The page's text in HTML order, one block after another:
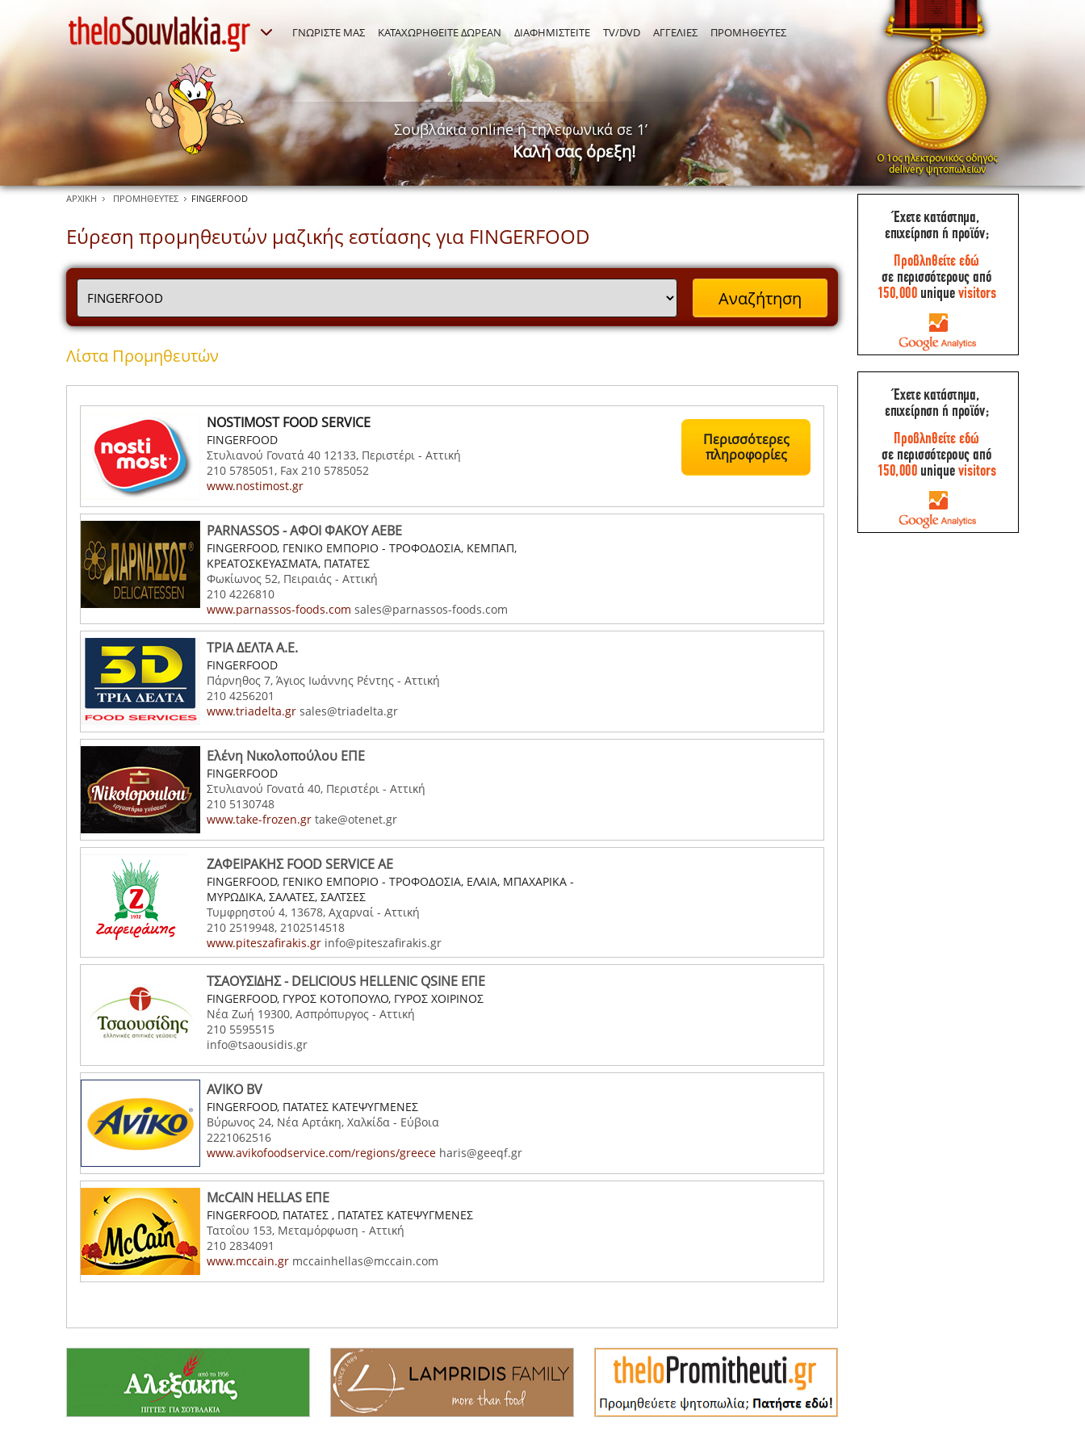
ΓΝΩΡΙΣΤΕ ΜΑΣ ΚΑΤΑΧΩΡΗΘΕΙΤΕ ΔΩΡΕΑΝ ΔΙΑΦΗΜΙΣΤΕΙΤΕ TV/DVD ΑΓΓΕΛΙΕΣ ΠΡΟΜΗΘΕΥΤΕΣ
Σουβλάκια online ή τηλεφωνικά σε 1’
Καλή σας όρεξη!
ΑΡΧΙΚΗ ΠΡΟΜΗΘΕΥΤΕΣ FINGERFOOD
Εύρεση προμηθευτών μαζικής εστίασης για FINGERFOOD
Λίστα Προμηθευτών
NOSTIMOST FOOD SERVICE
FINGERFOOD
Στυλιανού Γονατά 40 12133, Περιστέρι - Αττική
210 5785051, Fax 210 5785052
www.nostimost.gr
Περισσότερες
πληροφορίες
PARNASSOS - ΑΦΟΙ ΦΑΚΟΥ ΑΕΒΕ
FINGERFOOD, ΓΕΝΙΚΟ ΕΜΠΟΡΙΟ - ΤΡΟΦΟΔΟΣΙΑ, ΚΕΜΠΑΠ,
ΚΡΕΑΤΟΣΚΕΥΑΣΜΑΤΑ, ΠΑΤΑΤΕΣ
Φωκίωνος 52, Πειραιάς - Αττική
210 4226810
www.parnassos-foods.com sales@parnassos-foods.com
ΤΡΙΑ ΔΕΛΤΑ Α.Ε.
FINGERFOOD
Πάρνηθος 7, Άγιος Ιωάννης Ρέντης - Αττική
210 4256201
www.triadelta.gr sales@triadelta.gr
Ελένη Νικολοπούλου ΕΠΕ
FINGERFOOD
Στυλιανού Γονατά 40, Περιστέρι - Αττική
210 5130748
www.take-frozen.gr take@otenet.gr
ΖΑΦΕΙΡΑΚΗΣ FOOD SERVICE AE
FINGERFOOD, ΓΕΝΙΚΟ ΕΜΠΟΡΙΟ - ΤΡΟΦΟΔΟΣΙΑ, ΕΛΑΙΑ, ΜΠΑΧΑΡΙΚΑ -
ΜΥΡΩΔΙΚΑ, ΣΑΛΑΤΕΣ, ΣΑΛΤΣΕΣ
Τυμφρηστού 4, 13678, Αχαρναί - Αττική
210 2519948, 2102514518
www.piteszafirakis.gr info@piteszafirakis.gr
ΤΣΑΟΥΣΙΔΗΣ - DELICIOUS HELLENIC QSINE ΕΠΕ
FINGERFOOD, ΓΥΡΟΣ ΚΟΤΟΠΟΥΛΟ, ΓΥΡΟΣ ΧΟΙΡΙΝΟΣ
Νέα Ζωή 19300, Ασπρόπυργος - Αττική
210 5595515
info@tsaousidis.gr
AVIKO BV
FINGERFOOD, ΠΑΤΑΤΕΣ ΚΑΤΕΨΥΓΜΕΝΕΣ
Βύρωνος 24, Νέα Αρτάκη, Χαλκίδα - Εύβοια
2221062516
www.avikofoodservice.com/regions/greece haris@geeqf.gr
McCAIN HELLAS ΕΠΕ
FINGERFOOD, ΠΑΤΑΤΕΣ , ΠΑΤΑΤΕΣ ΚΑΤΕΨΥΓΜΕΝΕΣ
Τατοΐου 153, Μεταμόρφωση - Αττική
210 2834091
www.mccain.gr mccainhellas@mccain.com